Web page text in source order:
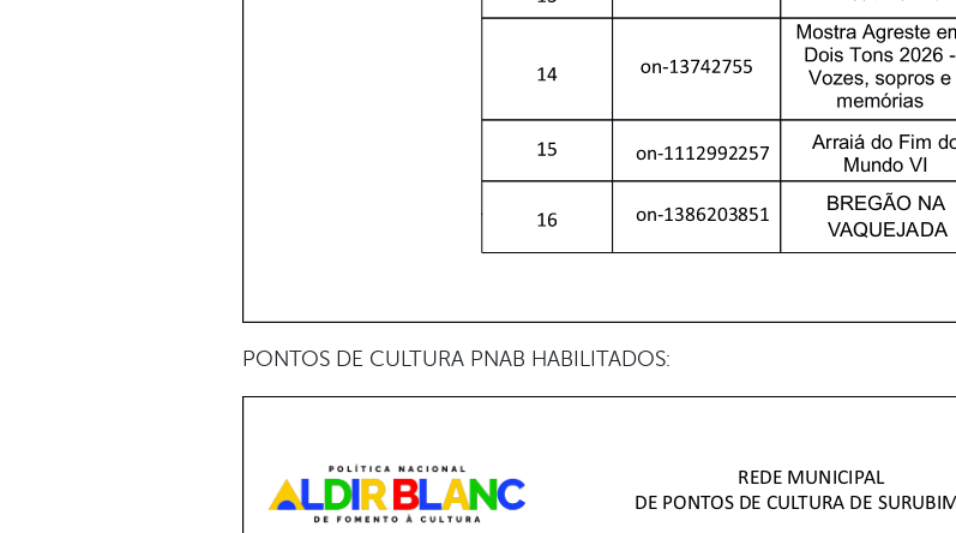
PONTOS DE CULTURA PNAB HABILITADOS: